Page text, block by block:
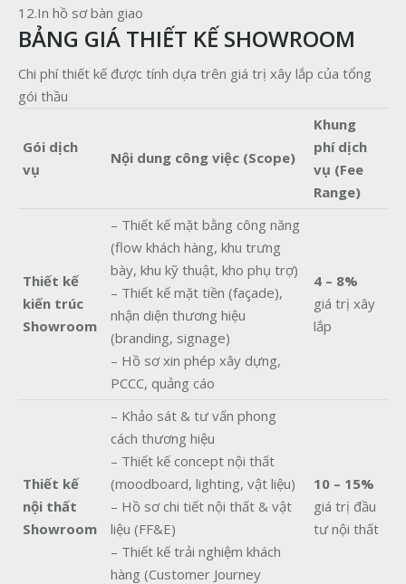
12.In hồ sơ bàn giao
BẢNG GIÁ THIẾT KẾ SHOWROOM
Chi phí thiết kế được tính dựa trên giá trị xây lắp của tổng
gói thầu
Gói dịch
vụ
Nội dung công việc (Scope)
Khung
phí dịch
vụ (Fee
Range)
Thiết kế
kiến trúc
Showroom
– Thiết kế mặt bằng công năng
(flow khách hàng, khu trưng
bày, khu kỹ thuật, kho phụ trợ)
– Thiết kế mặt tiền (façade),
nhận diện thương hiệu
(branding, signage)
– Hồ sơ xin phép xây dựng,
PCCC, quảng cáo
4 – 8%
giá trị xây
lắp
Thiết kế
nội thất
Showroom
– Khảo sát & tư vấn phong
cách thương hiệu
– Thiết kế concept nội thất
(moodboard, lighting, vật liệu)
– Hồ sơ chi tiết nội thất & vật
liệu (FF&E)
– Thiết kế trải nghiệm khách
hàng (Customer Journey
10 – 15%
giá trị đầu
tư nội thất